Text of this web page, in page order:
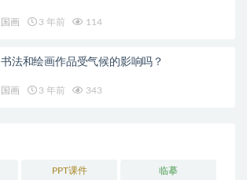
国画 3 年前 114
书法和绘画作品受气候的影响吗？
国画 3 年前 343
PPT课件 临摹